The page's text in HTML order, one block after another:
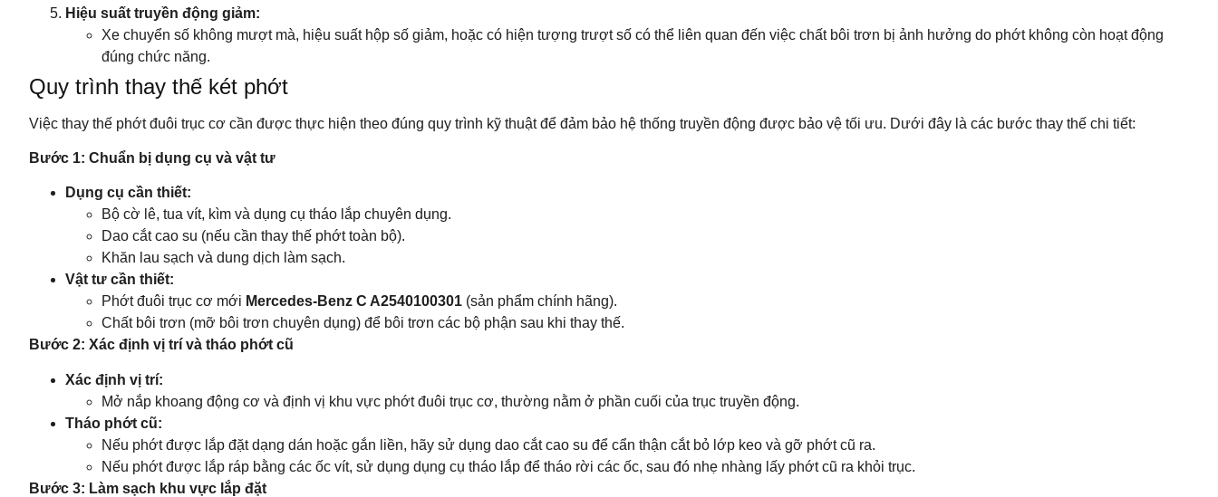
Hiệu suất truyền động giảm:
Xe chuyển số không mượt mà, hiệu suất hộp số giảm, hoặc có hiện tượng trượt số có thể liên quan đến việc chất bôi trơn bị ảnh hưởng do phớt không còn hoạt động
đúng chức năng.
Quy trình thay thế két phớt
Việc thay thế phớt đuôi trục cơ cần được thực hiện theo đúng quy trình kỹ thuật để đảm bảo hệ thống truyền động được bảo vệ tối ưu. Dưới đây là các bước thay thế chi tiết:
Bước 1: Chuẩn bị dụng cụ và vật tư
Dụng cụ cần thiết:
Bộ cờ lê, tua vít, kìm và dụng cụ tháo lắp chuyên dụng.
Dao cắt cao su (nếu cần thay thế phớt toàn bộ).
Khăn lau sạch và dung dịch làm sạch.
Vật tư cần thiết:
Phớt đuôi trục cơ mới Mercedes‑Benz C A2540100301 (sản phẩm chính hãng).
Chất bôi trơn (mỡ bôi trơn chuyên dụng) để bôi trơn các bộ phận sau khi thay thế.
Bước 2: Xác định vị trí và tháo phớt cũ
Xác định vị trí:
Mở nắp khoang động cơ và định vị khu vực phớt đuôi trục cơ, thường nằm ở phần cuối của trục truyền động.
Tháo phớt cũ:
Nếu phớt được lắp đặt dạng dán hoặc gắn liền, hãy sử dụng dao cắt cao su để cẩn thận cắt bỏ lớp keo và gỡ phớt cũ ra.
Nếu phớt được lắp ráp bằng các ốc vít, sử dụng dụng cụ tháo lắp để tháo rời các ốc, sau đó nhẹ nhàng lấy phớt cũ ra khỏi trục.
Bước 3: Làm sạch khu vực lắp đặt